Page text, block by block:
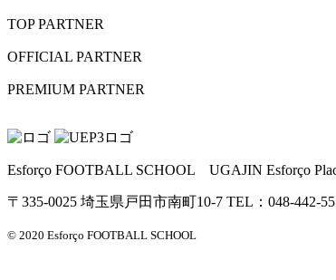
TOP PARTNER
OFFICIAL PARTNER
PREMIUM PARTNER
Esforço FOOTBALL SCHOOL UGAJIN Esforço
〒335-0025 埼玉県戸田市南町10-7 TEL：048-442-
© 2020 Esforço FOOTBALL SCHOOL